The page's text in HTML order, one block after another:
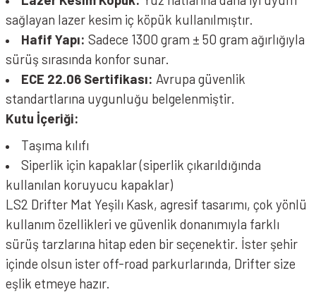
sağlayan lazer kesim iç köpük kullanılmıştır.
Hafif Yapı: Sadece 1300 gram ± 50 gram ağırlığıyla
sürüş sırasında konfor sunar.
ECE 22.06 Sertifikası: Avrupa güvenlik
standartlarına uygunluğu belgelenmiştir.
Kutu İçeriği:
Taşıma kılıfı
Siperlik için kapaklar (siperlik çıkarıldığında
kullanılan koruyucu kapaklar)
LS2 Drifter Mat Yeşilı Kask, agresif tasarımı, çok yönlü
kullanım özellikleri ve güvenlik donanımıyla farklı
sürüş tarzlarına hitap eden bir seçenektir. İster şehir
içinde olsun ister off-road parkurlarında, Drifter size
eşlik etmeye hazır.